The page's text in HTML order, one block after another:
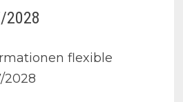
2028
flexible
2028